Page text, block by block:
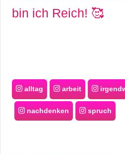
bin ich Reich! 🥰
alltag arbeit
nachdenken spruch